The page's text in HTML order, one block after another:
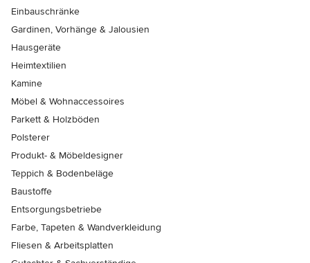
Einbauschränke
Gardinen, Vorhänge & Jalousien
Hausgeräte
Heimtextilien
Kamine
Möbel & Wohnaccessoires
Parkett & Holzböden
Polsterer
Produkt- & Möbeldesigner
Teppich & Bodenbeläge
Baustoffe
Entsorgungsbetriebe
Farbe, Tapeten & Wandverkleidung
Fliesen & Arbeitsplatten